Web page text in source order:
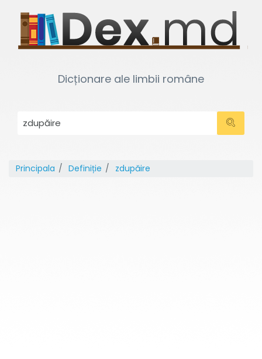
Dicționare ale limbii române
Principala Definiție zdupăire